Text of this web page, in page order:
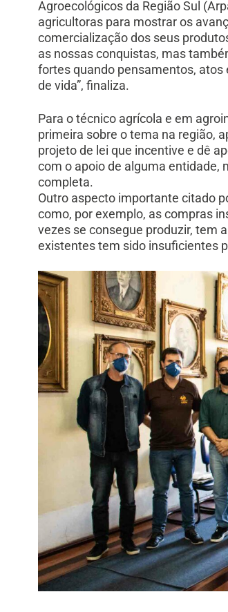
Agroecológicos da Região Sul
agricultoras para mostrar os
comercialização dos seus
as nossas conquistas, mas
fortes quando pensamentos,
de vida”, finaliza.
Para o técnico agrícola e em
primeira sobre o tema na região,
projeto de lei que incentive e dê
com o apoio de alguma entidade,
completa.
Outro aspecto importante citado
como, por exemplo, as compras
vezes se consegue produzir, tem
existentes tem sido insuficientes